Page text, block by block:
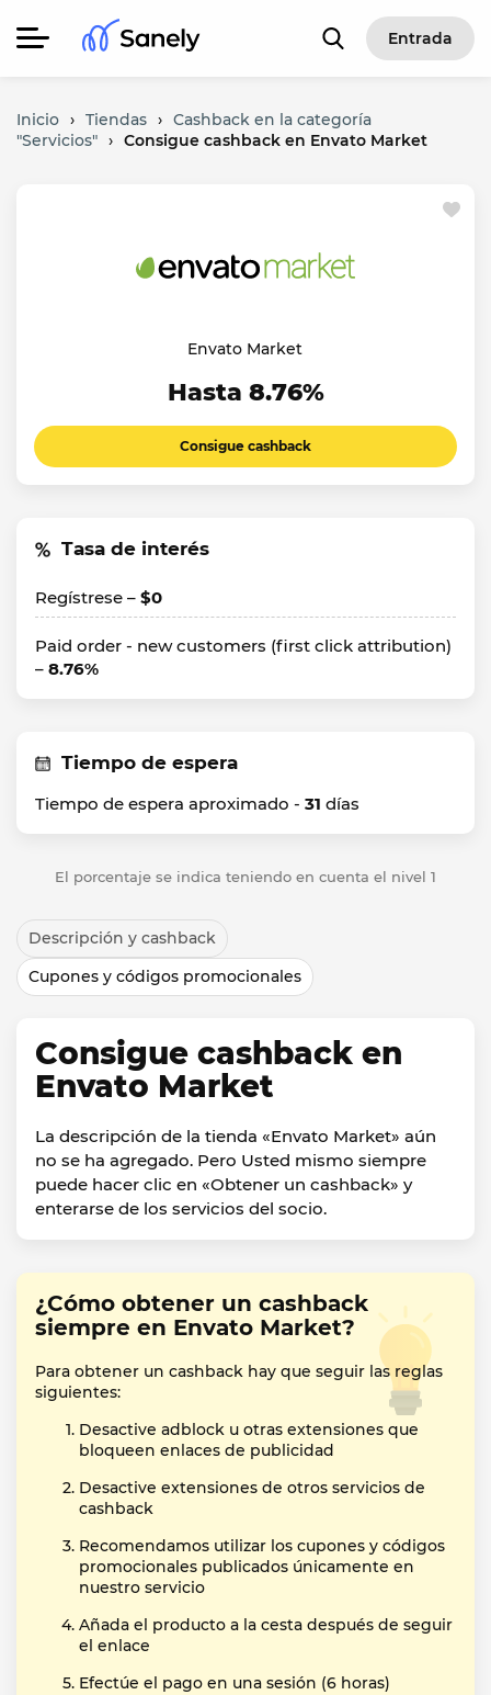
Entrada
Inicio › Tiendas › Cashback en la categoría
"Servicios" › Consigue cashback en Envato Market
Envato Market
Hasta 8.76%
Consigue cashback
Tasa de interés
Regístrese – $0
Paid order - new customers (first click attribution)
– 8.76%
Tiempo de espera
Tiempo de espera aproximado - 31 días
El porcentaje se indica teniendo en cuenta el nivel 1
Descripción y cashback
Cupones y códigos promocionales
Consigue cashback en
Envato Market
La descripción de la tienda «Envato Market» aún
no se ha agregado. Pero Usted mismo siempre
puede hacer clic en «Obtener un cashback» y
enterarse de los servicios del socio.
¿Cómo obtener un cashback
siempre en Envato Market?
Para obtener un cashback hay que seguir las reglas
siguientes:
Desactive adblock u otras extensiones que
bloqueen enlaces de publicidad
Desactive extensiones de otros servicios de
cashback
Recomendamos utilizar los cupones y códigos
promocionales publicados únicamente en
nuestro servicio
Añada el producto a la cesta después de seguir
el enlace
Efectúe el pago en una sesión (6 horas)